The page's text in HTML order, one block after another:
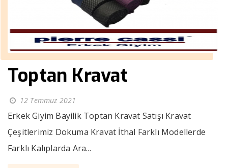
Toptan Kravat
12 Temmuz 2021
Erkek Giyim Bayilik Toptan Kravat Satışı Kravat
Çeşitlerimiz Dokuma Kravat İthal Farklı Modellerde
Farklı Kalıplarda Ara...